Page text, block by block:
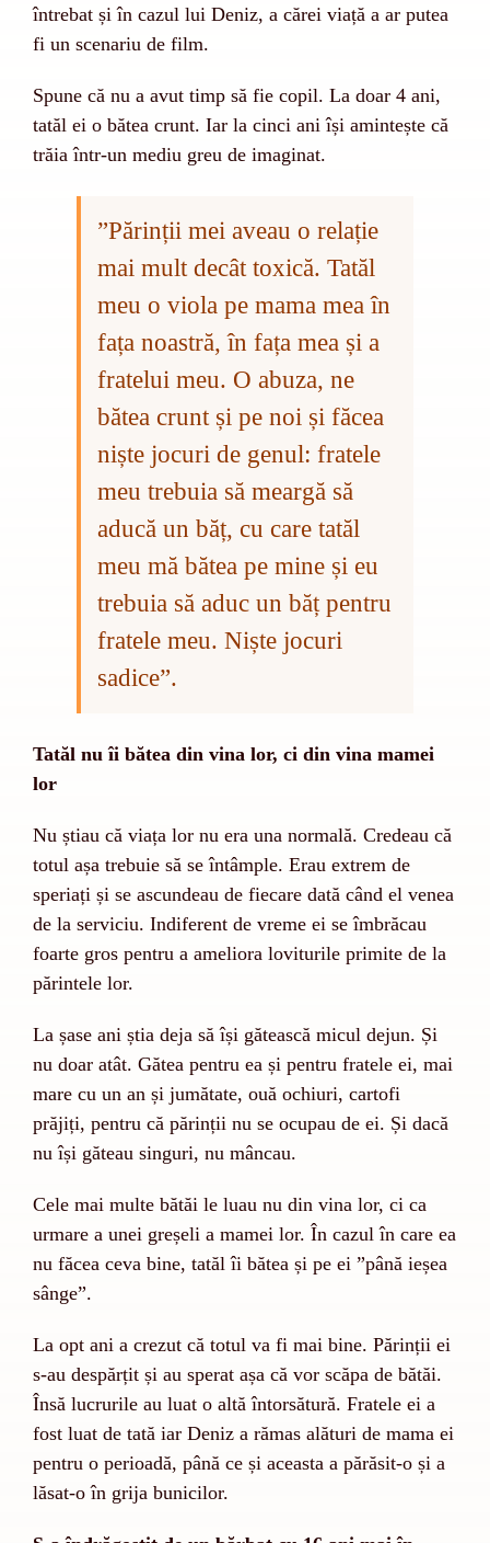
întrebat și în cazul lui Deniz, a cărei viață a ar putea
fi un scenariu de film.
Spune că nu a avut timp să fie copil. La doar 4 ani,
tatăl ei o bătea crunt. Iar la cinci ani își amintește că
trăia într-un mediu greu de imaginat.
”Părinții mei aveau o relație
mai mult decât toxică. Tatăl
meu o viola pe mama mea în
fața noastră, în fața mea și a
fratelui meu. O abuza, ne
bătea crunt și pe noi și făcea
niște jocuri de genul: fratele
meu trebuia să meargă să
aducă un băț, cu care tatăl
meu mă bătea pe mine și eu
trebuia să aduc un băț pentru
fratele meu. Niște jocuri
sadice”.
Tatăl nu îi bătea din vina lor, ci din vina mamei
lor
Nu știau că viața lor nu era una normală. Credeau că
totul așa trebuie să se întâmple. Erau extrem de
speriați și se ascundeau de fiecare dată când el venea
de la serviciu. Indiferent de vreme ei se îmbrăcau
foarte gros pentru a ameliora loviturile primite de la
părintele lor.
La șase ani știa deja să își gătească micul dejun. Și
nu doar atât. Gătea pentru ea și pentru fratele ei, mai
mare cu un an și jumătate, ouă ochiuri, cartofi
prăjiți, pentru că părinții nu se ocupau de ei. Și dacă
nu își găteau singuri, nu mâncau.
Cele mai multe bătăi le luau nu din vina lor, ci ca
urmare a unei greșeli a mamei lor. În cazul în care ea
nu făcea ceva bine, tatăl îi bătea și pe ei ”până ieșea
sânge”.
La opt ani a crezut că totul va fi mai bine. Părinții ei
s-au despărțit și au sperat așa că vor scăpa de bătăi.
Însă lucrurile au luat o altă întorsătură. Fratele ei a
fost luat de tată iar Deniz a rămas alături de mama ei
pentru o perioadă, până ce și aceasta a părăsit-o și a
lăsat-o în grija bunicilor.